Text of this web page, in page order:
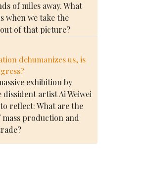
of miles away. What
when we take the
of that picture?
dehumanizes us, is
exhibition by
dissident artist Ai Weiwei
to reflect: What are the
mass production and